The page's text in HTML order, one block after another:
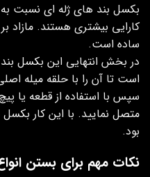
بکسل بند های ژله ای نسبت به
کارایی بیشتری هستند. مازاد
ساده است.
در بخش انتهایی این بکسل
است تا آن را با حلقه میله
سپس با استفاده از قطعه یا
متصل نمایید. با این کار بکسل
بود.
نکات مهم برای بستن